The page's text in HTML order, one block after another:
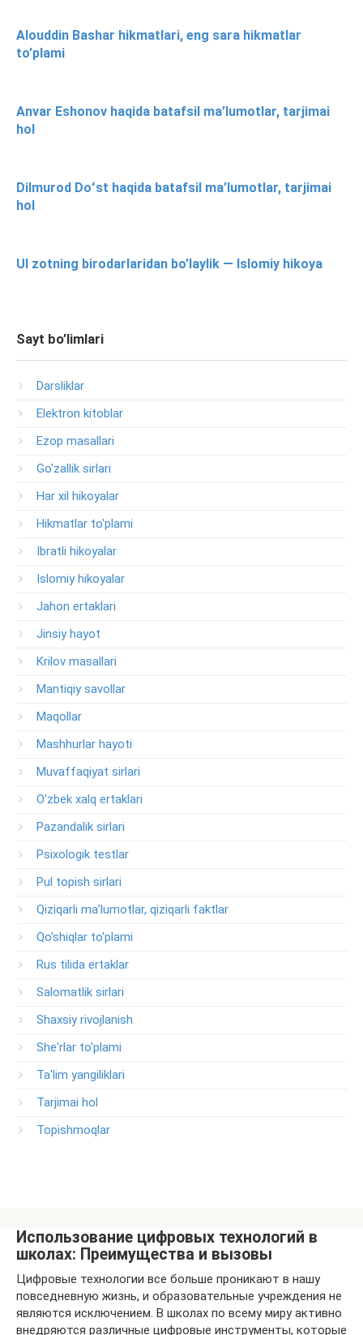
Alouddin Bashar hikmatlari, eng sara hikmatlar
to’plami
Anvar Eshonov haqida batafsil ma’lumotlar, tarjimai
hol
Dilmurod Doʻst haqida batafsil ma’lumotlar, tarjimai
hol
Ul zotning birodarlaridan bo’laylik — Islomiy hikoya
Sayt bo’limlari
Darsliklar
Elektron kitoblar
Ezop masallari
Go'zallik sirlari
Har xil hikoyalar
Hikmatlar to'plami
Ibratli hikoyalar
Islomiy hikoyalar
Jahon ertaklari
Jinsiy hayot
Krilov masallari
Mantiqiy savollar
Maqollar
Mashhurlar hayoti
Muvaffaqiyat sirlari
O'zbek xalq ertaklari
Pazandalik sirlari
Psixologik testlar
Pul topish sirlari
Qiziqarli ma’lumotlar, qiziqarli faktlar
Qo'shiqlar to'plami
Rus tilida ertaklar
Salomatlik sirlari
Shaxsiy rivojlanish
She'rlar to'plami
Ta'lim yangiliklari
Tarjimai hol
Topishmoqlar
Использование цифровых технологий в
школах: Преимущества и вызовы
Цифровые технологии все больше проникают в нашу
повседневную жизнь, и образовательные учреждения не
являются исключением. В школах по всему миру активно
внедряются различные цифровые инструменты, которые